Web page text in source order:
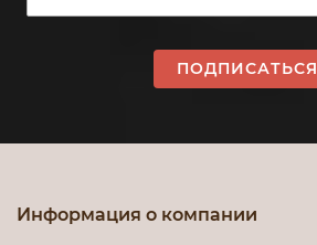
ПОДПИСАТЬСЯ
Информация о компании